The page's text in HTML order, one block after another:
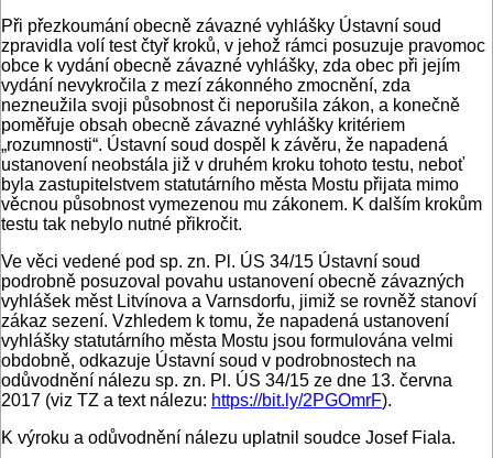
Při přezkoumání obecně závazné vyhlášky Ústavní soud
zpravidla volí test čtyř kroků, v jehož rámci posuzuje pravomoc
obce k vydání obecně závazné vyhlášky, zda obec při jejím
vydání nevykročila z mezí zákonného zmocnění, zda
nezneužila svoji působnost či neporušila zákon, a konečně
poměřuje obsah obecně závazné vyhlášky kritériem
„rozumnosti“. Ústavní soud dospěl k závěru, že napadená
ustanovení neobstála již v druhém kroku tohoto testu, neboť
byla zastupitelstvem statutárního města Mostu přijata mimo
věcnou působnost vymezenou mu zákonem. K dalším krokům
testu tak nebylo nutné přikročit.
Ve věci vedené pod sp. zn. Pl. ÚS 34/15 Ústavní soud
podrobně posuzoval povahu ustanovení obecně závazných
vyhlášek měst Litvínova a Varnsdorfu, jimiž se rovněž stanoví
zákaz sezení. Vzhledem k tomu, že napadená ustanovení
vyhlášky statutárního města Mostu jsou formulována velmi
obdobně, odkazuje Ústavní soud v podrobnostech na
odůvodnění nálezu sp. zn. Pl. ÚS 34/15 ze dne 13. června
2017 (viz TZ a text nálezu: https://bit.ly/2PGOmrF).
K výroku a odůvodnění nálezu uplatnil soudce Josef Fiala.